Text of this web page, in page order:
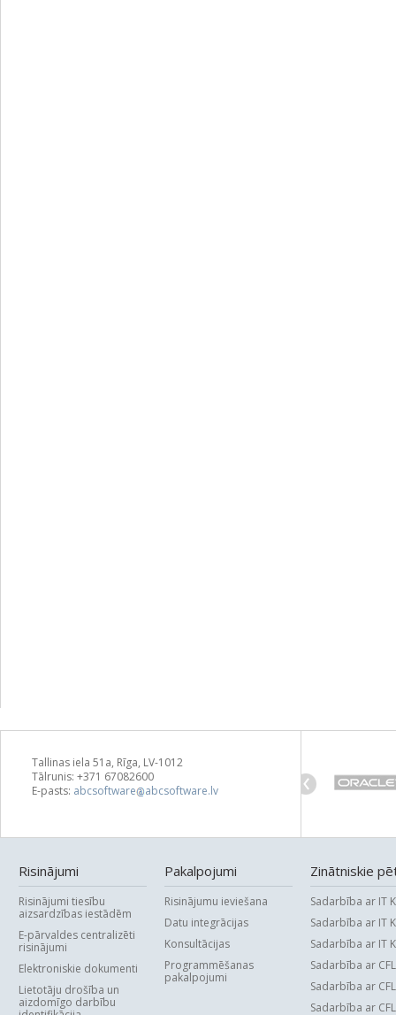
Tallinas iela 51a, Rīga, LV-1012
Tālrunis: +371 67082600
E-pasts: abcsoftware abcsoftware.lv
Risinājumi
Risinājumi tiesību
aizsardzības iestādēm
E-pārvaldes centralizēti
risinājumi
Elektroniskie dokumenti
Lietotāju drošība un
aizdomīgo darbību
Pakalpojumi
Risinājumu ieviešana
Datu integrācijas
Konsultācijas
Programmēšanas
pakalpojumi
Zinātniskie
Sadarbība ar IT
Sadarbība ar IT
Sadarbība ar IT
Sadarbība ar
Sadarbība ar
Sadarbība ar